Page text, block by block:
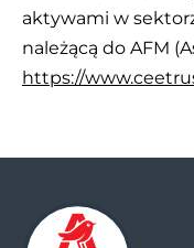
aktywami w
należącą do AFM
https://